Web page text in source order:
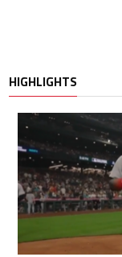
HIGHLIGHTS